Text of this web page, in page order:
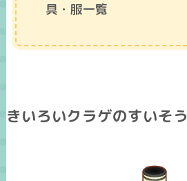
具・服一覧
きいろいクラゲのすいそう